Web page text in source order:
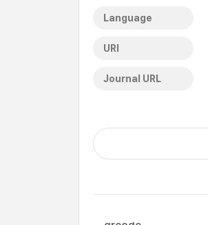
Language
URI
Journal URL